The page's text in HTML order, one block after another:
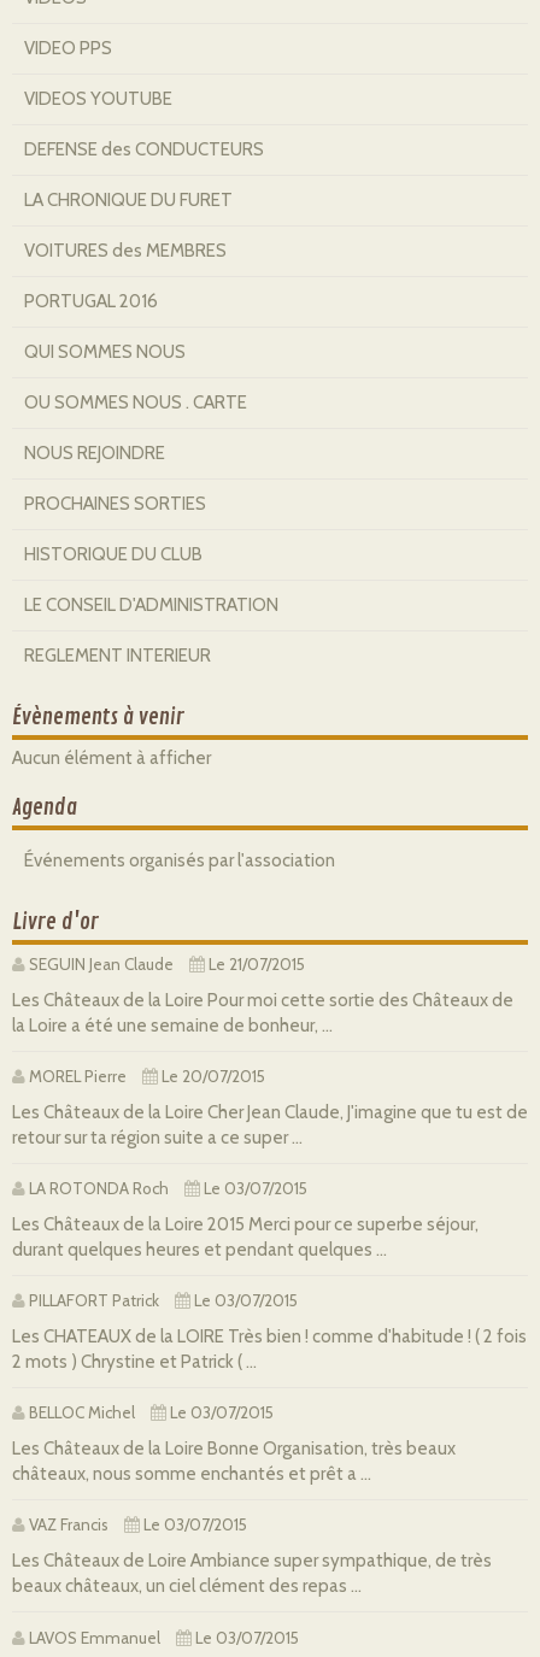
VIDEO PPS
VIDEOS YOUTUBE
DEFENSE des CONDUCTEURS
LA CHRONIQUE DU FURET
VOITURES des MEMBRES
PORTUGAL 2016
QUI SOMMES NOUS
OU SOMMES NOUS . CARTE
NOUS REJOINDRE
PROCHAINES SORTIES
HISTORIQUE DU CLUB
LE CONSEIL D'ADMINISTRATION
REGLEMENT INTERIEUR
Évènements à venir
Aucun élément à afficher
Agenda
Événements organisés par l'association
Livre d'or
SEGUIN Jean Claude Le 21/07/2015
Les Châteaux de la Loire Pour moi cette sortie des Châteaux de
la Loire a été une semaine de bonheur, ...
MOREL Pierre Le 20/07/2015
Les Châteaux de la Loire Cher Jean Claude, J'imagine que tu est de
retour sur ta région suite a ce super ...
LA ROTONDA Roch Le 03/07/2015
Les Châteaux de la Loire 2015 Merci pour ce superbe séjour,
durant quelques heures et pendant quelques ...
PILLAFORT Patrick Le 03/07/2015
Les CHATEAUX de la LOIRE Très bien ! comme d'habitude ! ( 2 fois
2 mots ) Chrystine et Patrick ( ...
BELLOC Michel Le 03/07/2015
Les Châteaux de la Loire Bonne Organisation, très beaux
châteaux, nous somme enchantés et prêt a ...
VAZ Francis Le 03/07/2015
Les Châteaux de Loire Ambiance super sympathique, de très
beaux châteaux, un ciel clément des repas ...
LAVOS Emmanuel Le 03/07/2015